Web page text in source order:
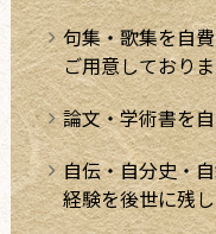
句集・歌集を自
ご用意しており
論文・学術書を
自伝・自分史・
経験を後世に残